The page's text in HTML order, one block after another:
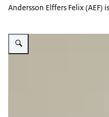
Andersson Elffers Felix
Vergroot afbeelding Collega van